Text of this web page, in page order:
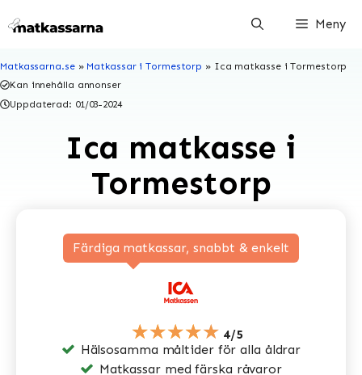
till
Meny
Matkassarna.se» Matkassar i Tormestorp » Ica matkasse i Tormestorp
Kan innehålla annonser
Uppdaterad: 01/03-2024
Ica matkasse i
Tormestorp
Färdiga matkassar, snabbt & enkelt
★★★★★ 4/5
Hälsosamma måltider för alla åldrar
Matkassar med färska råvaror